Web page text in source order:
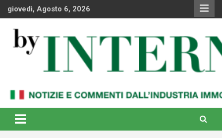
Skipgiovedì, Agosto 6, 2026
By Internews
internazionale